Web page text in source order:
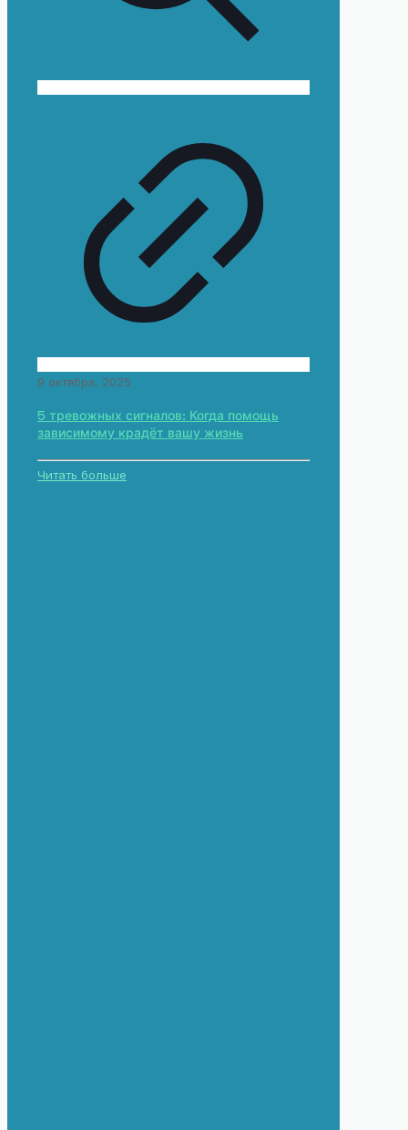
9 октября, 2025
5 тревожных сигналов: Когда помощь
зависимому крадёт вашу жизнь
Читать больше